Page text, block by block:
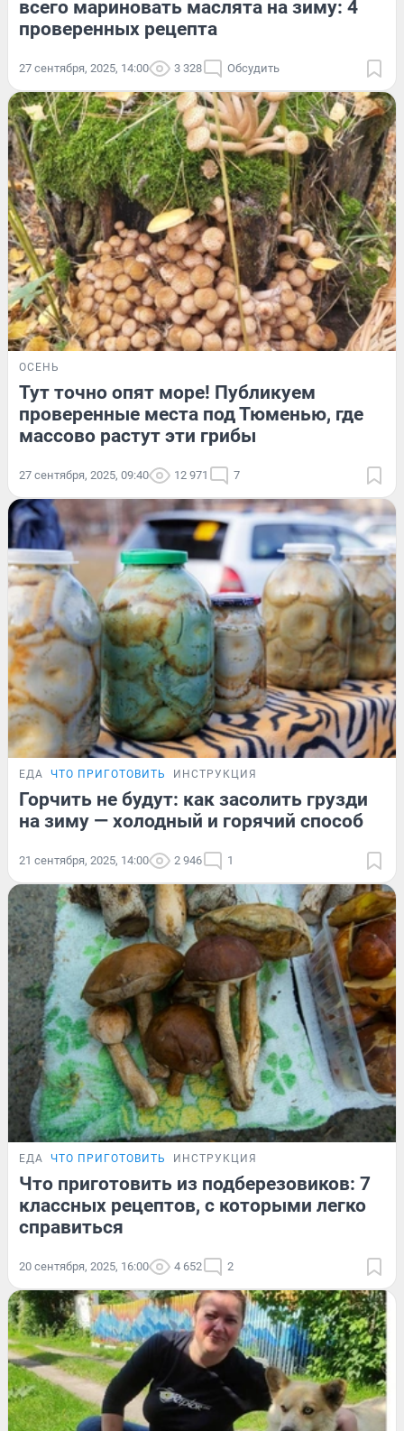
всего мариновать маслята на зиму: 4
проверенных рецепта
27 сентября, 2025, 14:00 3 328 Обсудить
ОСЕНЬ
Тут точно опят море! Публикуем
проверенные места под Тюменью, где
массово растут эти грибы
27 сентября, 2025, 09:40 12 971 7
ЕДА ЧТО ПРИГОТОВИТЬ ИНСТРУКЦИЯ
Горчить не будут: как засолить грузди
на зиму — холодный и горячий способ
21 сентября, 2025, 14:00 2 946 1
ЕДА ЧТО ПРИГОТОВИТЬ ИНСТРУКЦИЯ
Что приготовить из подберезовиков: 7
классных рецептов, с которыми легко
справиться
20 сентября, 2025, 16:00 4 652 2